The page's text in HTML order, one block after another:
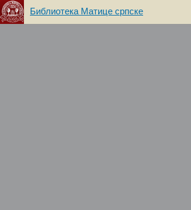
Библиотека Матице српске